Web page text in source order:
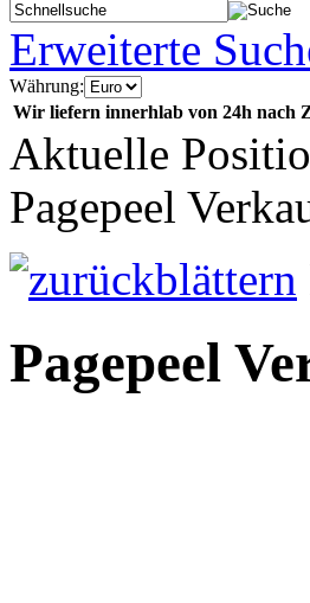
Erweiterte
Währung:
Wir liefern innerhlab von 24h nach
Aktuelle
Pagepeel
Pagepeel